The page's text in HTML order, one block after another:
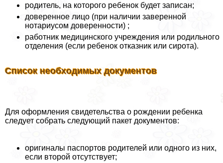
родитель, на которого ребенок будет записан;
доверенное лицо (при наличии заверенной
нотариусом доверенности) ;
работник медицинского учреждения или родильного
отделения (если ребенок отказник или сирота).
Список необходимых документов
Для оформления свидетельства о рождении ребенка
следует собрать следующий пакет документов:
оригиналы паспортов родителей или одного из них,
если второй отсутствует;